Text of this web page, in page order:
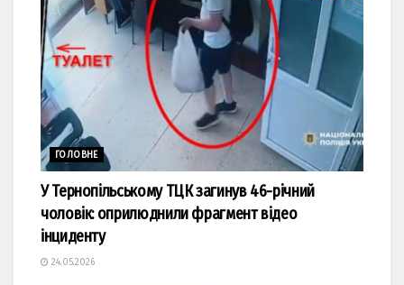
ГОЛОВНЕ
У Тернопільському ТЦК загинув 46-річний
чоловік: оприлюднили фрагмент відео
інциденту
24.05.2026